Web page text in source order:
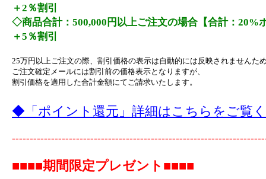
＋2％割引
◇商品合計：500,000円以上ご注文の場合【合計：20%
＋5％割引
25万円以上ご注文の際、割引価格の表示は自動的には反映されませんた
ご注文確定メールには割引前の価格表示となりますが、
割引価格を適用した合計金額にてご請求いたします。
◆「ポイント還元」詳細はこちらをご覧
■■■■期間限定プレゼント■■■■